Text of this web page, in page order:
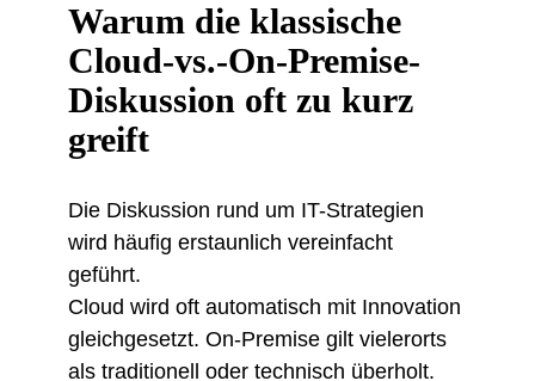
Warum die klassische
Cloud-vs.-On-Premise-
Diskussion oft zu kurz
greift
Die Diskussion rund um IT-Strategien
wird häufig erstaunlich vereinfacht
geführt.
Cloud wird oft automatisch mit Innovation
gleichgesetzt. On-Premise gilt vielerorts
als traditionell oder technisch überholt.